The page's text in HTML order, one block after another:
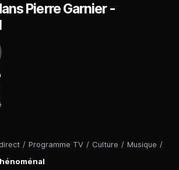
/ Programme TV / Culture / Musique /
Pierre Garnier -